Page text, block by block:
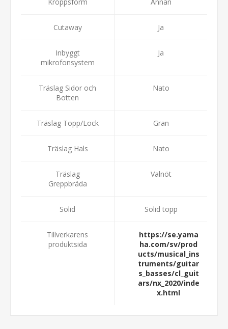
Cutaway Ja
Inbyggt
mikrofonsystem
Ja
Träslag Sidor och
Botten
Nato
Träslag Topp/Lock Gran
Träslag Hals Nato
Träslag
Greppbräda
Valnöt
Solid Solid topp
Tillverkarens
produktsida
https://se.yama
ha.com/sv/prod
ucts/musical_ins
truments/guitar
s_basses/cl_guit
ars/nx_2020/inde
x.html